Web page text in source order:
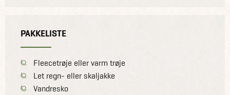
PAKKELISTE
Fleecetrøje eller varm trøje
Let regn- eller skaljakke
Vandresko